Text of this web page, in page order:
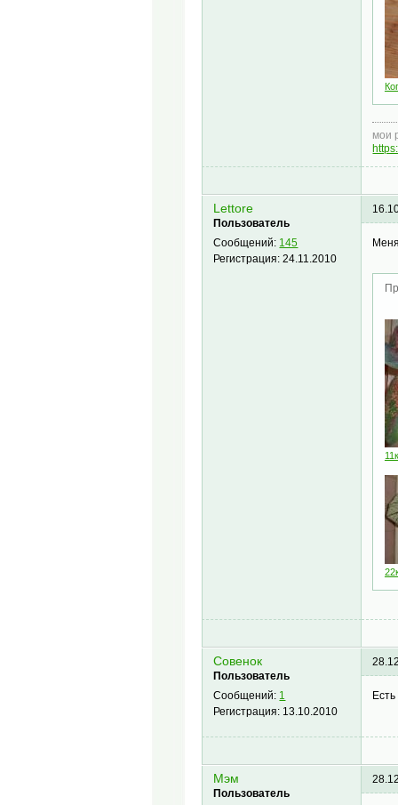
мои
Lettore
Пользователь
Сообщений: 145
Регистрация:24.11.2010
Совенок
Пользователь
Сообщений: 1
Регистрация: 13.10.2010
Мэм
Пользователь